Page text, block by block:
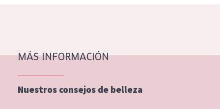
MÁS INFORMACIÓN
Nuestros consejos de belleza